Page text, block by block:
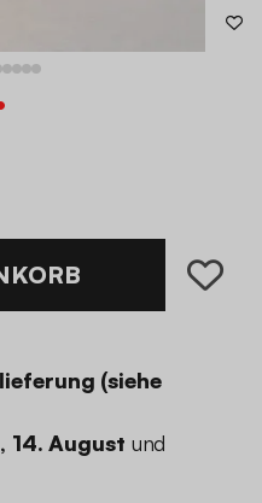
(siehe
14. August und